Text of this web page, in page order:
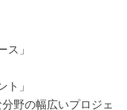
」
」
野の幅広いプロジェ